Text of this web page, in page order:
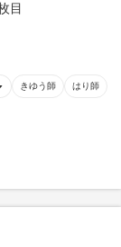
きゆう師 はり師